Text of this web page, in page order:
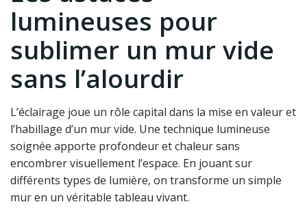
lumineuses pour
sublimer un mur vide
sans l’alourdir
L’éclairage joue un rôle capital dans la mise en valeur et
l’habillage d’un mur vide. Une technique lumineuse
soignée apporte profondeur et chaleur sans
encombrer visuellement l’espace. En jouant sur
différents types de lumière, on transforme un simple
mur en un véritable tableau vivant.